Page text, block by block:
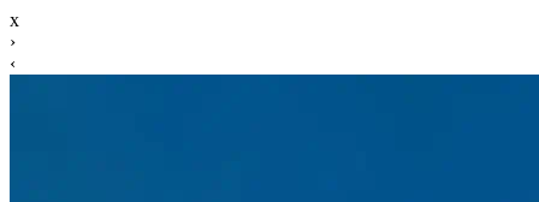
x
›
‹